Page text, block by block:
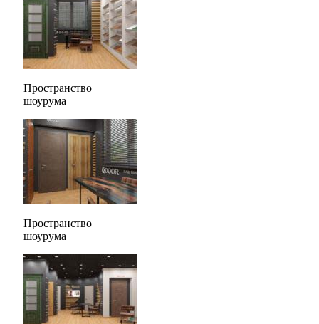
Пространство
шоурума
Пространство
шоурума